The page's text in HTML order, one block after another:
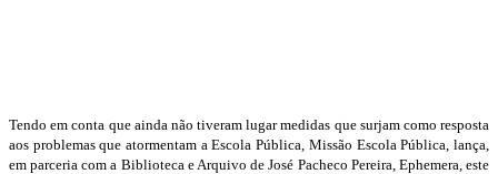
Tendo em conta que ainda não tiveram lugar medidas que surjam como resposta
aos problemas que atormentam a Escola Pública, Missão Escola Pública, lança,
em parceria com a Biblioteca e Arquivo de José Pacheco Pereira, Ephemera, este